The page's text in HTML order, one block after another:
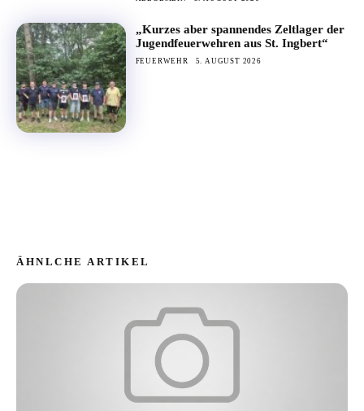
„Kurzes aber spannendes Zeltlager der
Jugendfeuerwehren aus St. Ingbert“
FEUERWEHR 5. AUGUST 2026
ÄHNLCHE ARTIKEL